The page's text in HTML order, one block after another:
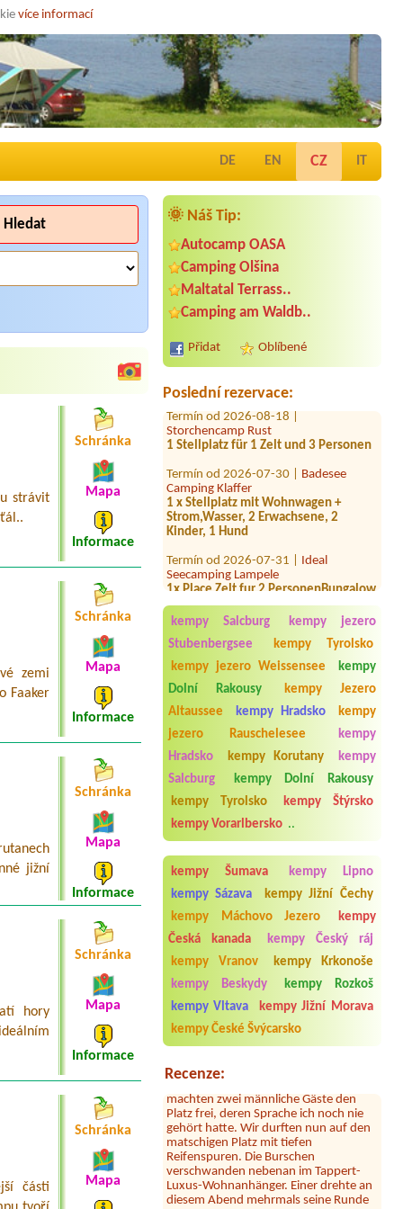
více informací
DE EN CZ IT
🌞 Náš Tip:
Autocamp OASA
Camping Olšina
Maltatal Terrass..
Camping am Waldb..
Přidat Oblíbené
Poslední rezervace:
Termín od 2026-08-01 |
Grabner GmbH
Bungalow 1 pers
Termín od 2026-08-04 |Camping
Zirngast
Storchencamp Rust
1 Stellplatz für 1 Zelt und 3 Personen
Camping Klaffer
1 x Stellplatz mit Wohnwagen +
Strom,Wasser, 2 Erwachsene, 2
Kinder, 1 Hund
Seecamping Lampele
1x Place Zelt fur 2 PersonenBungalow
fur 1 Person
Termín od 2026-07-30 |Camping via
Claudiasee
Termín od 2026-08-08 |Gasthof
2 Doppelzimmer und 1 Einzelzimmer
für insgesamt 5 Erwachsene
Termín od 2026-08-09 |AUFENFELD |
Ferienresort Zillertal
1x 3 betten
Termín od 2026-08-13 |
Storchencamp Rust
Two adults one child (year) tent, car
kempy Salcburg
kempy jezero
Stubenbergsee
kempy Tyrolsko
kempy jezero Weissensee
kempy
Dolní Rakousy
kempy Jezero
Altaussee
kempy Hradsko
kempy
jezero Rauschelesee
kempy
Hradsko
kempy Korutany
kempy
Salcburg
kempy Dolní Rakousy
kempy Tyrolsko
kempy Štýrsko
kempy Vorarlbersko ..
kempy Šumava
kempy Lipno
kempy Sázava
kempy Jižní Čechy
kempy Máchovo Jezero
kempy
Česká kanada
kempy Český ráj
kempy Vranov
kempy Krkonoše
kempy Beskydy
kempy Rozkoš
kempy Vltava
kempy Jižní Morava
kempy České Švýcarsko
Recenze:
Sylvia Vodel
Die Bilder mit dem See täuschen. Der
See liegt ein Stück entfernt. Dafür ist
das Camping nah an der Autobahn.
Der Hammer kommt jetzt: dort hauste
ein Clan! Der uns zugewiesene Platz
nach Bitten der Platzbetreiberin
Platz frei, deren Sprache ich noch nie
gehört hatte. Wir durften nun auf den
matschigen Platz mit tiefen
Reifenspuren. Die Burschen
verschwanden nebenan im Tappert-
Luxus-Wohnanhänger. Einer drehte an
diesem Abend mehrmals seine Runde
um unseren Camper, um den Platz,
Hledat
strávit
Schránka
Mapa
Informace
zemi
Faaker
Schránka
Mapa
Informace
jižní
Schránka
Mapa
Informace
hory
Schránka
Mapa
Informace
části
Schránka
Mapa